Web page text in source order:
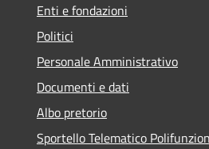
Enti e fondazioni
Politici
Personale Amministrativo
Documenti e dati
Albo pretorio
Sportello Telematico